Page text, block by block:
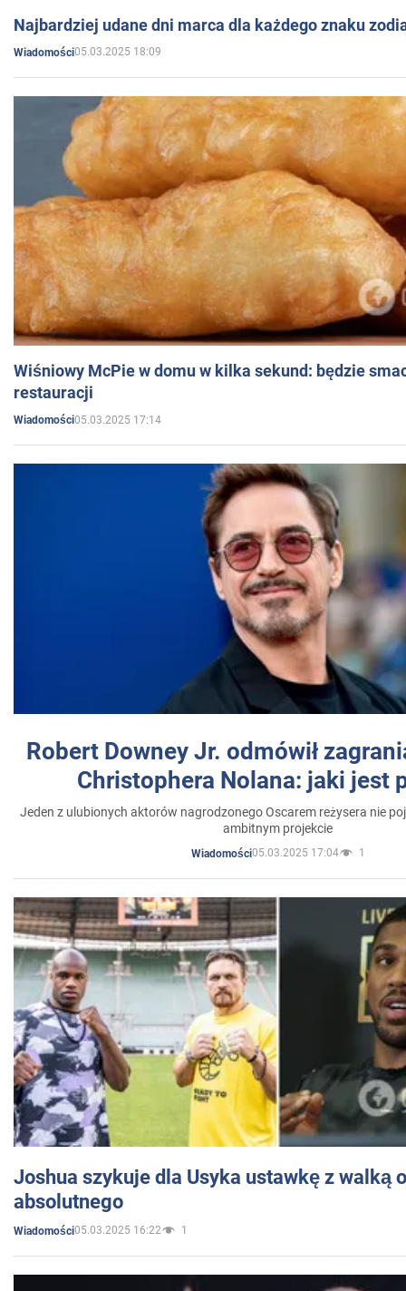
Najbardziej udane dni marca dla każdego znaku
Wiadomości05.03.2025 18:09
Wiśniowy McPie w domu w kilka sekund: będzie
restauracji
Wiadomości05.03.2025 17:14
Robert Downey Jr. odmówił
Christophera Nolana: jaki jest
Jeden z ulubionych aktorów nagrodzonego Oscarem reżysera nie
ambitnym projekcie
Wiadomości05.03.2025 17:04 1
Joshua szykuje dla Usyka ustawkę z walką
absolutnego
Wiadomości05.03.2025 16:22 1